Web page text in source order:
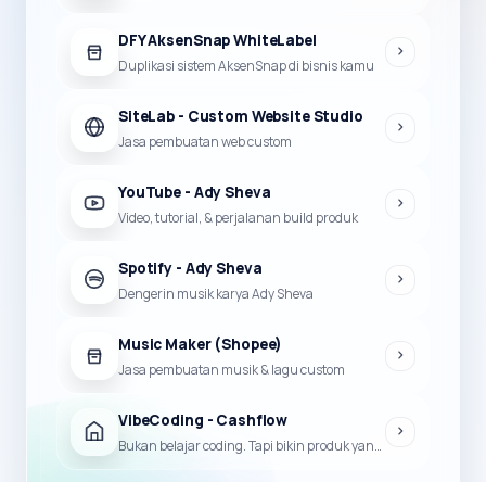
DFY AksenSnap WhiteLabel
Duplikasi sistem AksenSnap di bisnis kamu
SiteLab - Custom Website Studio
Jasa pembuatan web custom
YouTube - Ady Sheva
Video, tutorial, & perjalanan build produk
Spotify - Ady Sheva
Dengerin musik karya Ady Sheva
Music Maker (Shopee)
Jasa pembuatan musik & lagu custom
VibeCoding - Cashflow
Bukan belajar coding. Tapi bikin produk yang bisa jadi duit